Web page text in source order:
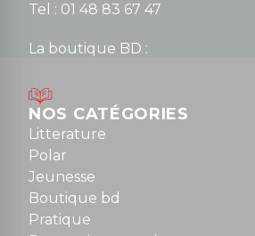
Tel : 01 48 83 67 47
La boutique BD :
Mardi au samedi : 10h à 13h / 14h
Dimanche : 10h30 à 12h30
Tel : 01 48 89 13 88
Fermé le dimanche en Juillet et
NOUS CONTACTER
NOS CATÉGORIES
Litterature
Polar
Jeunesse
Boutique bd
Pratique